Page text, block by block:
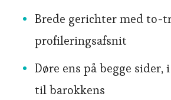
Brede gerichter med to-
profileringsafsnit
Døre ens på begge
til barokkens